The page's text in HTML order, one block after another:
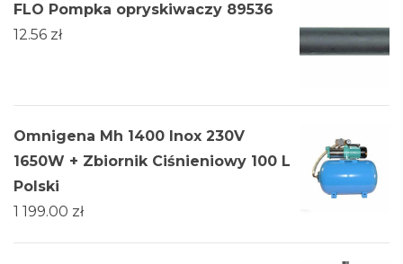
FLO Pompka opryskiwaczy 89536
12.56 zł
Omnigena Mh 1400 Inox 230V
1650W + Zbiornik Ciśnieniowy 100 L
Polski
1 199.00 zł